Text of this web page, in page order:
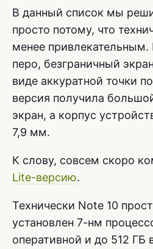
В данный список мы
просто потому, что
менее привлекательным.
перо, безграничный
виде аккуратной точки
версия получила
экран, а корпус
7,9 мм.
К слову, совсем скоро
Lite-версию.
Технически Note 10
установлен 7-нм
оперативной и до 512 ГБ